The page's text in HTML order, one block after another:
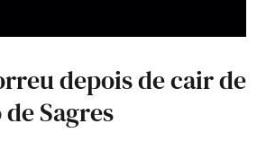
depois de cair de
Sagres